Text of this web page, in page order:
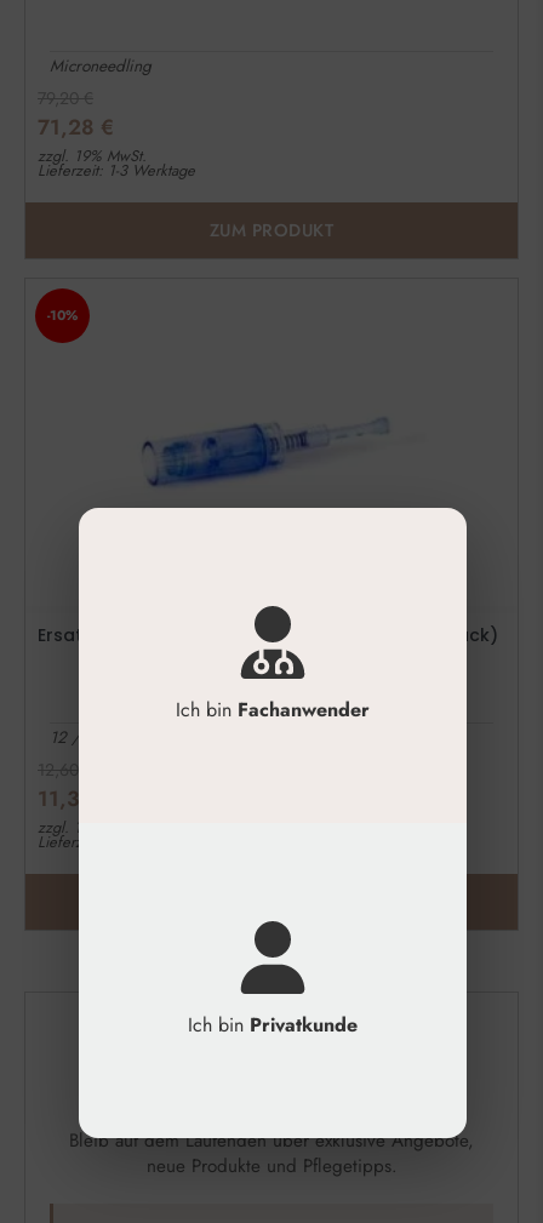
Jetzt Newsletter
Bleib auf dem Laufenden über exklusive Angebote,
neue Produkte und Pflegetipps.
Microneedling
79,20€
71,28 €
zzgl. 19% MwSt.
Lieferzeit: 1-3 Werktage
ZUM PRODUKT
-10%
Ersatzkartuschen für Derma Pen Ultima A6 (5 Stück)
12 / 36 Nadeln Dr. Pen ULTIMA A6
12,60
11,34
zzgl. 19% MwSt.
Lieferzeit: 1-3 Werktage
Ich bin Fachanwender
Ich bin Privatkunde